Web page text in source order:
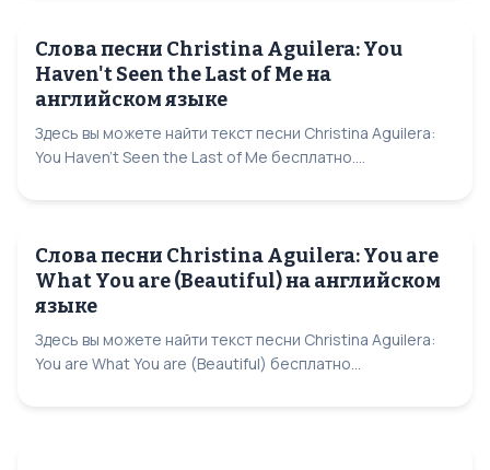
Слова песни Christina Aguilera: You
Haven't Seen the Last of Me на
английском языке
Здесь вы можете найти текст песни Christina Aguilera:
You Haven't Seen the Last of Me бесплатно....
Слова песни Christina Aguilera: You are
What You are (Beautiful) на английском
языке
Здесь вы можете найти текст песни Christina Aguilera:
You are What You are (Beautiful) бесплатно...